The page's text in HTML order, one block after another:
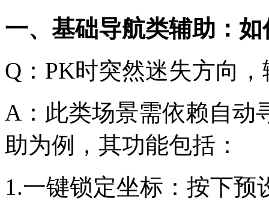
一、基础导航类辅助：
Q：PK时突然迷失方向
A：此类场景需依赖自动
助为例，其功能包括：
1.一键锁定坐标：按下预